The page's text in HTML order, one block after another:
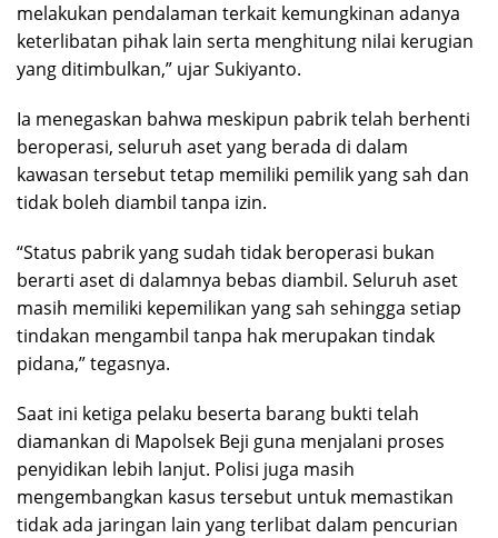
melakukan pendalaman terkait kemungkinan adanya
keterlibatan pihak lain serta menghitung nilai kerugian
yang ditimbulkan,” ujar Sukiyanto.
Ia menegaskan bahwa meskipun pabrik telah berhenti
beroperasi, seluruh aset yang berada di dalam
kawasan tersebut tetap memiliki pemilik yang sah dan
tidak boleh diambil tanpa izin.
“Status pabrik yang sudah tidak beroperasi bukan
berarti aset di dalamnya bebas diambil. Seluruh aset
masih memiliki kepemilikan yang sah sehingga setiap
tindakan mengambil tanpa hak merupakan tindak
pidana,” tegasnya.
Saat ini ketiga pelaku beserta barang bukti telah
diamankan di Mapolsek Beji guna menjalani proses
penyidikan lebih lanjut. Polisi juga masih
mengembangkan kasus tersebut untuk memastikan
tidak ada jaringan lain yang terlibat dalam pencurian